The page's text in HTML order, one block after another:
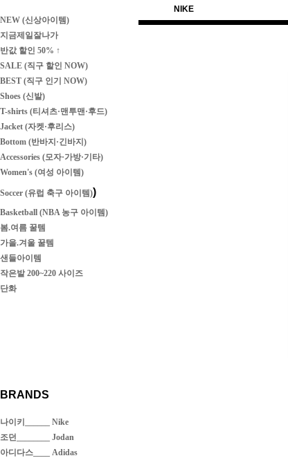
NEW (신상아이템)
지금제일잘나가
반값 할인 50% ↑
SALE (직구 할인 NOW)
BEST (직구 인기 NOW)
Shoes (신발)
T-shirts (티셔츠·맨투맨·후드)
Jacket (자켓·후리스)
Bottom (반바지·긴바지)
Accessories (모자·가방·기타)
Women's (여성 아이템)
Soccer (유럽 축구 아이템))
Basketball (NBA 농구 아이템)
봄.여름 꿀템
가을.겨울 꿀템
샌들아이템
작은발 200~220 사이즈
단화
BRANDS
나이키______ Nike
조던________ Jodan
아디다스____ Adidas
NIKE